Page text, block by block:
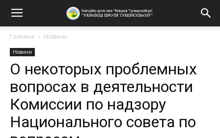
Головна Новини
Новини
О некоторых проблемных
вопросах в деятельности
Комиссии по надзору
Национального совета по